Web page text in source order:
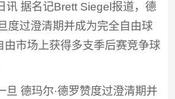
讯 据名记Brett Siegel报道，德
度过澄清期并成为完全自由球
由市场上获得多支季后赛竞争球
旦 德玛尔·德罗赞度过澄清期并